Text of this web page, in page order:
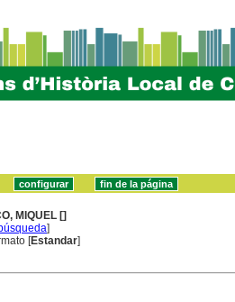
MIQUEL []
]
[Estandar]